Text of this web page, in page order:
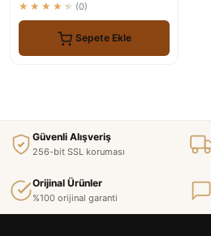
★★★★★ (0)
Sepete Ekle
Güvenli Alışveriş
256-bit SSL koruması
Orijinal Ürünler
%100 orijinal garanti